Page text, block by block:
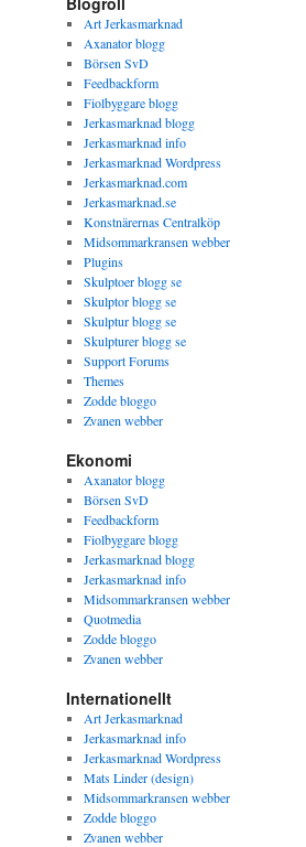
Art Jerkasmarknad
Axanator blogg
Börsen SvD
Feedbackform
Fiolbyggare blogg
Jerkasmarknad blogg
Jerkasmarknad info
Jerkasmarknad Wordpress
Jerkasmarknad.com
Jerkasmarknad.se
Konstnärernas Centralköp
Midsommarkransen webber
Plugins
Skulptoer blogg se
Skulptor blogg se
Skulptur blogg se
Skulpturer blogg se
Support Forums
Themes
Zodde bloggo
Zvanen webber
Ekonomi
Axanator blogg
Börsen SvD
Feedbackform
Fiolbyggare blogg
Jerkasmarknad blogg
Jerkasmarknad info
Midsommarkransen webber
Quotmedia
Zodde bloggo
Zvanen webber
Internationellt
Art Jerkasmarknad
Jerkasmarknad info
Jerkasmarknad Wordpress
Mats Linder (design)
Midsommarkransen webber
Zodde bloggo
Zvanen webber